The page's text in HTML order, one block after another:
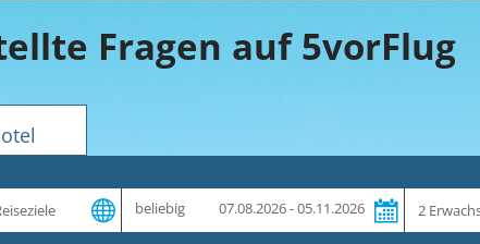
Fragen auf 5vorFlug
Zeitraum
beliebig 07.08.2026 - 05.11.2026